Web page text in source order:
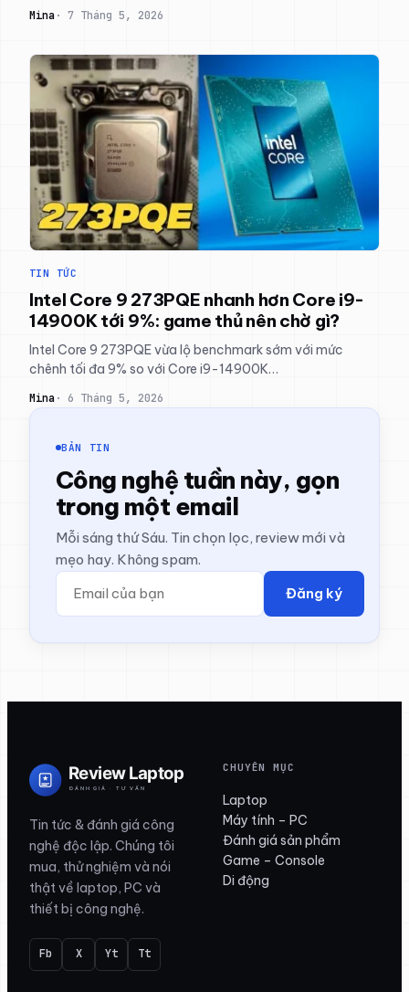
Mina 7 Tháng 5, 2026
TIN TỨC
Intel Core 9 273PQE nhanh hơn Core i9-
14900K tới 9%: game thủ nên chờ gì?
Intel Core 9 273PQE vừa lộ benchmark sớm với mức
chênh tối đa 9% so với Core i9-14900K…
Mina 6 Tháng 5, 2026
BẢN TIN
Công nghệ tuần này, gọn
trong một email
Mỗi sáng thứ Sáu. Tin chọn lọc, review mới và
mẹo hay. Không spam.
Đăng ký
Tin tức & đánh giá công
nghệ độc lập. Chúng tôi
mua, thử nghiệm và nói
thật về laptop, PC và
thiết bị công nghệ.
Fb X Yt Tt
CHUYÊN MỤC
Laptop
Máy tính – PC
Đánh giá sản phẩm
Game – Console
Di động